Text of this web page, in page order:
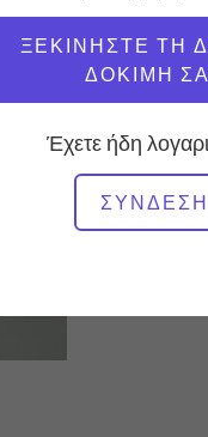
ΞΕΚΙΝΉΣΤΕ ΤΗ
ΔΟΚΙΜΉ
Έχετε ήδη
ΣΎΝΔΕΣΗ
Carrie